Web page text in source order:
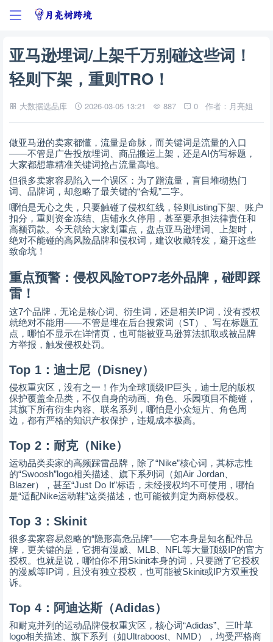
亚马逊埋词/上架千万别碰这些词！
轻则下架，重则TRO！
大数据选品库 2026-03-05 13:21 887 0 作者：月亮姐
做亚马逊的卖家都懂，流量是命脉，而关键词是流量的入口
——不管是广告投放埋词、商品搬运上架，还是AI仿写标题，
大家都想靠精准关键词抢占流量高地。
但很多卖家容易陷入一个误区：为了蹭流量，盲目堆砌热门
词、品牌词，却忽略了最关键的“合规”二字。
哪怕是无心之失，只要触碰了侵权红线，轻则 Listing下架、账户
扣分，重则资金冻结、店铺永久停用，甚至要承担法律责任和
高额罚款。今天就给大家划重点，盘点亚马逊埋词、上架时，
绝对不能碰的高风险品牌和侵权词，建议收藏转发，避开这些
致命坑！
重点预警：侵权风险TOP7老外品牌，碰即踩
雷！
这7个品牌，无论是核心词、衍生词，还是相关IP词，没有授权
就绝对不能用——不管是埋在后台搜索词（ST）、写在标题五
点，哪怕不显示在详情页，也可能被亚马逊算法抓取或被品牌
方举报，触发侵权处罚。
Top 1 ：迪士尼（Disney）
侵权重灾区，没有之一！作为全球顶级IP巨头，迪士尼的版权
保护覆盖全品类，不仅自身的动画、角色、乐园项目不能碰，
其旗下所有衍生内容、联名系列，哪怕是小众短片、角色周
边，都有严格的知识产权保护，违规成本极高。
Top 2 ：耐克（Nike）
运动品类卖家的高频踩雷品牌，除了“Nike”核心词，其标志性
的“Swoosh”logo相关描述、旗下系列词（如Air Jordan
Blazer），甚至“Just Do It”标语，未经授权均不可使用，哪怕
是“适配Nike运动鞋”这类描述，也可能被判定为商标侵权。
Top 3 ： Skinit
很多卖家容易忽略的“隐形高危品牌”——它本身是知名配件品
牌，更关键的是，它拥有漫威、 MLB NFL等大量顶级IP的官方
授权。也就是说，哪怕你不用Skinit本身的词，只要蹭了它授权
的漫威等IP词，且没有独立授权，也可能被Skinit或IP方双重投
诉。
Top 4 ：阿迪达斯（Adidas）
和耐克并列的运动品牌侵权重灾区，核心词“Adidas” 、三叶草
logo相关描述、旗下系列（如Ultraboost NMD），均受严格商